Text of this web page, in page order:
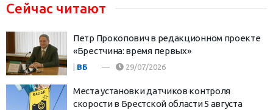
Сейчас читают
Петр Прокопович в редакционном проекте
«Брестчина: время первых»
ВБ 29/07/2026
Места установки датчиков контроля
скорости в Брестской области 5 августа